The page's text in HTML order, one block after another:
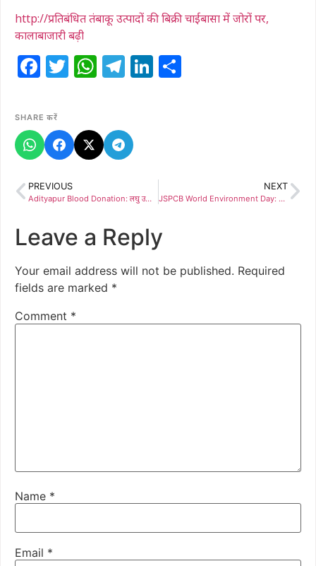
http://प्रतिबंधित तंबाकू उत्पादों की बिक्री चाईबासा में जोरों पर,
कालाबाजारी बढ़ी
Facebook
Twitter
WhatsApp
Telegram
LinkedIn
SHARE करें
PREVIOUS
Adityapur Blood Donation: लघु उद्योग भारती के शिविर में 216 यूनिट रक्त संग्रहित, RSS के शताब्दी वर्ष पर आयोजन
NEXT
JSPCB World Environment Day: झारखंड प्रदूषण नियंत्रण परिषद ने बच्चों के लिए आयोजित की प्रतियोगिता, उद्योगों में हुआ पौधारोपण
Leave a Reply
Your email address will not be published. Required
fields are marked *
Comment *
Name *
Email *